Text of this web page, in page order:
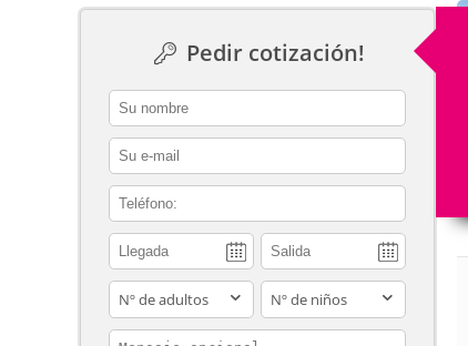
Pedir cotización!
contact_name
contact_email
contact_phone
adults children
contact_message